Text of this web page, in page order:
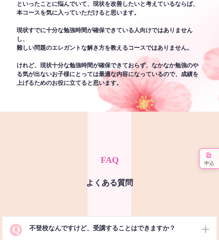
といったことに悩んでいて、現状を改善したいと考えているならば、
本コースを気に入っていただけると思います。
現状すでに十分な勉強時間が確保できている人向けではありません
し、
難しい問題のエレガントな解き方を教えるコースではありません。
けれど、現状十分な勉強時間が確保できておらず、なかなか勉強のや
る気が出ないお子様にとっては最適な内容になっているので、成績を
上げるためのお役に立てると思います。
FAQ
よくある質問
Q 不登校なんですけど、受講することはできますか？
申込